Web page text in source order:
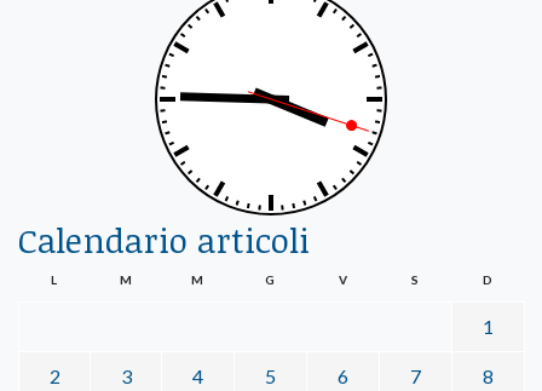
Calendario articoli
L M M G V S D
1
2 3 4 5 6 7 8